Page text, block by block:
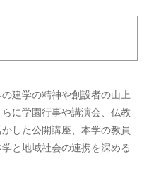
建学の精神や創設者の山上
に学園行事や講演会、仏教
した公開講座、本学の教員
と地域社会の連携を深める